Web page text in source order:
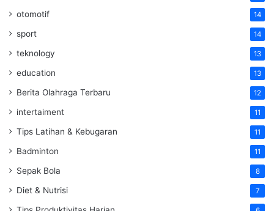
otomotif 14
sport 14
teknology 13
education 13
Berita Olahraga Terbaru 12
intertaiment 11
Tips Latihan & Kebugaran 11
Badminton 11
Sepak Bola 8
Diet & Nutrisi 7